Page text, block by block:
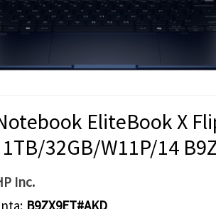
EliteBook X
1TB/32GB/W11P/14
Inc.
B9ZX9ET#AKD